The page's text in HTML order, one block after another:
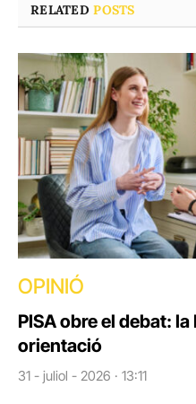
RELATEDPOSTS
OPINIÓ
PISA obre el debat:
orientació
31 - juliol - 2026 · 13:11